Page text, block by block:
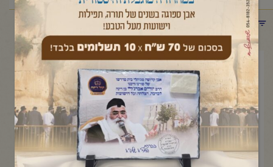
תפריט קטגוריות
הרב יורם אברג'ל-המסר
היומי-תתחבר עם הטובים-כ"א סיון
תשפ"ו
יוני 7, 2026